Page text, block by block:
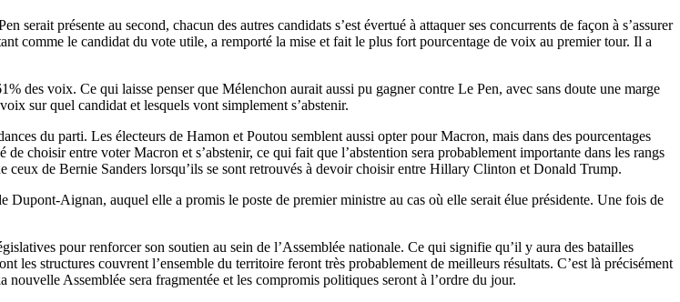
présente au second, chacun des autres candidats s’est évertué à attaquer ses concurrents de façon à s’assurer
comme le candidat du vote utile, a remporté la mise et fait le plus fort pourcentage de voix au premier tour. Il a
des voix. Ce qui laisse penser que Mélenchon aurait aussi pu gagner contre Le Pen, avec sans doute une marge
sur quel candidat et lesquels vont simplement s’abstenir.
du parti. Les électeurs de Hamon et Poutou semblent aussi opter pour Macron, mais dans des pourcentages
choisir entre voter Macron et s’abstenir, ce qui fait que l’abstention sera probablement importante dans les rangs
ceux de Bernie Sanders lorsqu’ils se sont retrouvés à devoir choisir entre Hillary Clinton et Donald Trump.
Aignan, auquel elle a promis le poste de premier ministre au cas où elle serait élue présidente. Une fois de
pour renforcer son soutien au sein de l’Assemblée nationale. Ce qui signifie qu’il y aura des batailles
les structures couvrent l’ensemble du territoire feront très probablement de meilleurs résultats. C’est là précisément
Assemblée sera fragmentée et les compromis politiques seront à l’ordre du jour.